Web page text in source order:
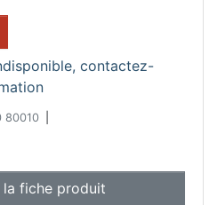
contactez-
80010
la fiche produit